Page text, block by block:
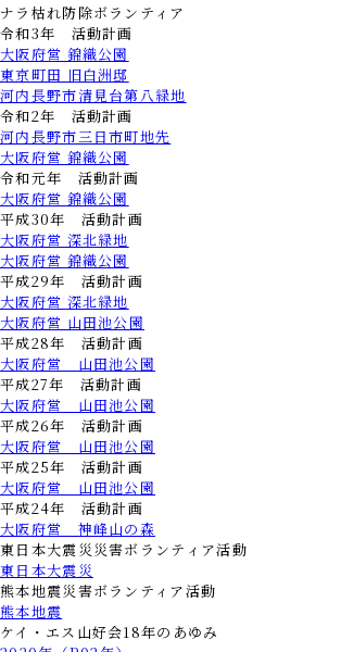
ナラ枯れ防除ボランティア
令和3年 活動計画
大阪府営 錦織公園
東京町田 旧白洲邸
河内長野市清見台第八緑地
令和2年 活動計画
河内長野市三日市町地先
大阪府営 錦織公園
令和元年 活動計画
大阪府営 錦織公園
平成30年 活動計画
大阪府営 深北緑地
大阪府営 錦織公園
平成29年 活動計画
大阪府営 深北緑地
大阪府営 山田池公園
平成28年 活動計画
大阪府営 山田池公園
平成27年 活動計画
大阪府営 山田池公園
平成26年 活動計画
大阪府営 山田池公園
平成25年 活動計画
大阪府営 山田池公園
平成24年 活動計画
大阪府営 神峰山の森
東日本大震災災害ボランティア活動
東日本大震災
熊本地震災害ボランティア活動
熊本地震
ケイ・エス山好会18年のあゆみ